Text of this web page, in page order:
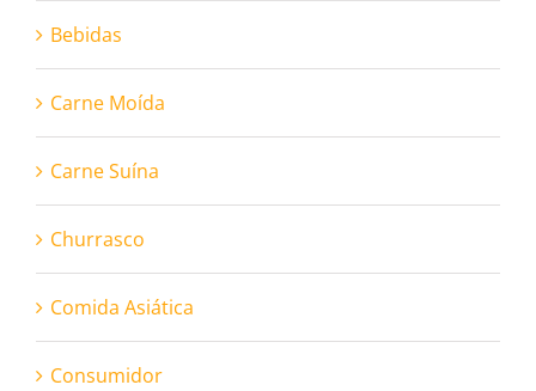
Bebidas
Carne Moída
Carne Suína
Churrasco
Comida Asiática
Consumidor